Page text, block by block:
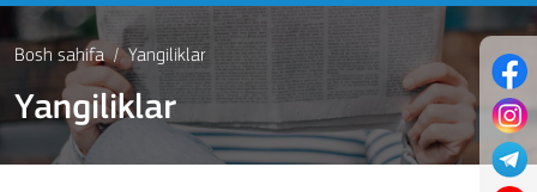
Bosh sahifa Yangiliklar
Yangiliklar